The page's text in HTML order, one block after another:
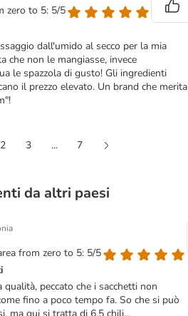
zero to 5: 5/5
dall'umido al secco per la mia
che non le mangiasse, invece
le spazzola di gusto! Gli ingredienti
il prezzo elevato. Un brand che merita
2 3 ...
7
da altri paesi
from zero to 5: 5/5
peccato che i sacchetti non
fino a poco tempo fa. So che si può